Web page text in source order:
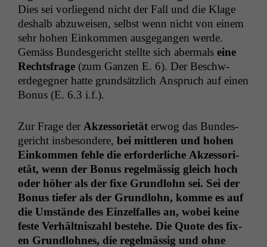
Dies sei vor­liegend nicht der Fall und die Klage
deshalb abzuweisen, selb­st wenn nicht von einem
sehr hohen Einkom­men aus­ge­gan­gen werde.
Gemäss Bun­des­gericht stellte sich aber­mals eine
Rechts­frage (zum Ganzen E. 6). Der Beschw­
erdegeg­n­er hat­te grund­sät­zlich Anspruch auf einen
Bonus (E. 6.3 i.f.).
Zur Frage der Akzes­sori­etät erwog das Bun­des­
gericht ins­beson­dere, bei mit­tleren und hohen
Einkom­men fehle die erforder­liche Akzes­sori­
etät, wenn der Bonus regelmäs­sig gle­ich hoch
oder höher als der fixe Grund­lohn sei. Sei der
Bonus tiefer als der Grund­lohn, komme es auf
die Umstände des Einzelfall­es an, wobei keine
feste Ver­hält­niszahl beste­he. Die Quote des fix­
en Grund­lohnes, die regelmäs­sig und ohne